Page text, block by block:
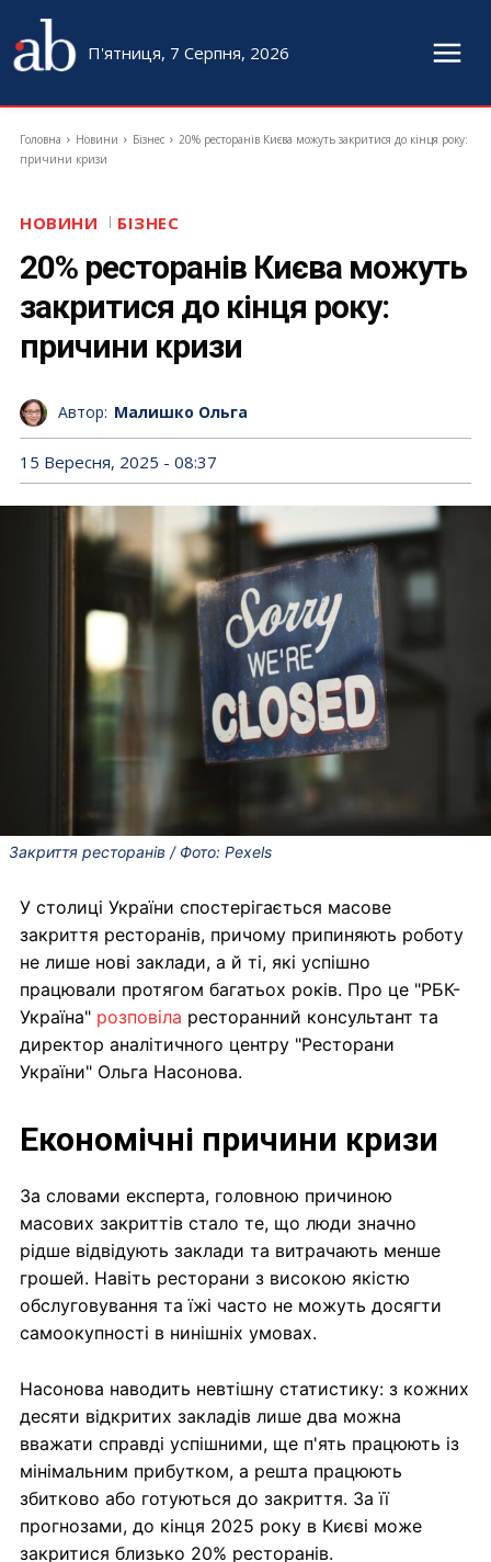
П'ятниця, 7 Серпня, 2026
Головна Новини Бізнес
20% ресторанів Києва можуть закритися до кінця року:
причини кризи
НОВИНИ БІЗНЕС
20% ресторанів Києва можуть
закритися до кінця року:
причини кризи
Автор: Малишко Ольга
15 Вересня, 2025 - 08:37
Закриття ресторанів / Фото: Pexels
У столиці України спостерігається масове
закриття ресторанів, причому припиняють роботу
не лише нові заклади, а й ті, які успішно
працювали протягом багатьох років. Про це "РБК-
Україна" розповіла ресторанний консультант та
директор аналітичного центру "Ресторани
України" Ольга Насонова.
Економічні причини кризи
За словами експерта, головною причиною
масових закриттів стало те, що люди значно
рідше відвідують заклади та витрачають менше
грошей. Навіть ресторани з високою якістю
обслуговування та їжі часто не можуть досягти
самоокупності в нинішніх умовах.
Насонова наводить невтішну статистику: з кожних
десяти відкритих закладів лише два можна
вважати справді успішними, ще п'ять працюють із
мінімальним прибутком, а решта працюють
збитково або готуються до закриття. За її
прогнозами, до кінця 2025 року в Києві може
закритися близько 20% ресторанів.